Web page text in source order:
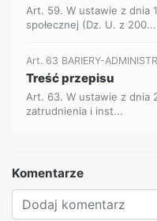
Art. 59. W ustawie z dnia
społecznej (Dz. U. z 200...
Art. 63 BARIERY-
Treść przepisu
Art. 63. W ustawie z dnia
zatrudnienia i inst...
Komentarze